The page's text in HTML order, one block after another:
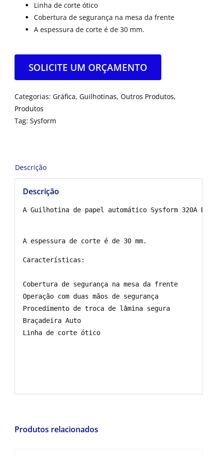
Linha de corte ótico
Cobertura de segurança na mesa da frente
A espessura de corte é de 30 mm.
SOLICITE UM ORÇAMENTO
Categorias: Gráfica, Guilhotinas, Outros Produtos,
Produtos
Tag: Sysform
Descrição
Descrição
A Guilhotina de papel automático Sysform 320A
Características:
Cobertura de segurança na mesa da frente
Operação com duas mãos de segurança
Procedimento de troca de lâmina segura
Braçadeira Auto
Linha de corte ótico
Produtos relacionados